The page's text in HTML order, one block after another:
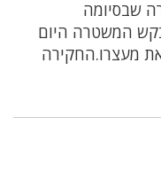
שבסיומה
המשטרה היום
מעצרו.החקירה